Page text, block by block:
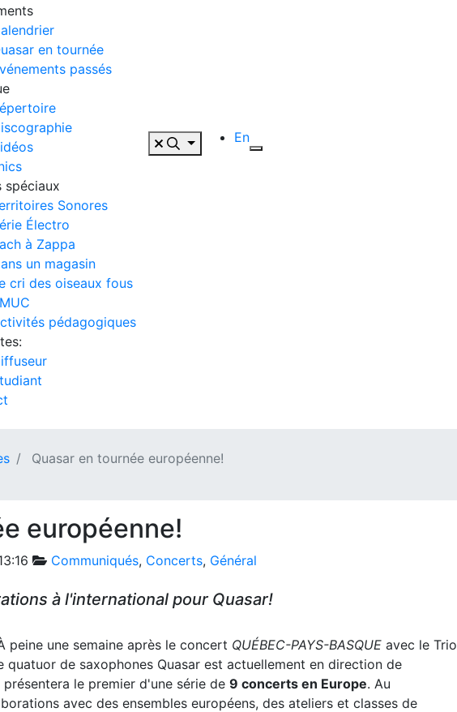
en tournée
passés
spéciaux
Sonores
Électro
à Zappa
un magasin
cri des oiseaux fous
pédagogiques
En
Quasar en tournée européenne!
européenne!
Communiqués, Concerts, Général
à l'international pour Quasar!
peine une semaine après le concert QUÉBEC-PAYS-BASQUE avec le Trio
de saxophones Quasar est actuellement en direction de
le premier d'une série de 9 concerts en Europe. Au
avec des ensembles européens, des ateliers et classes de